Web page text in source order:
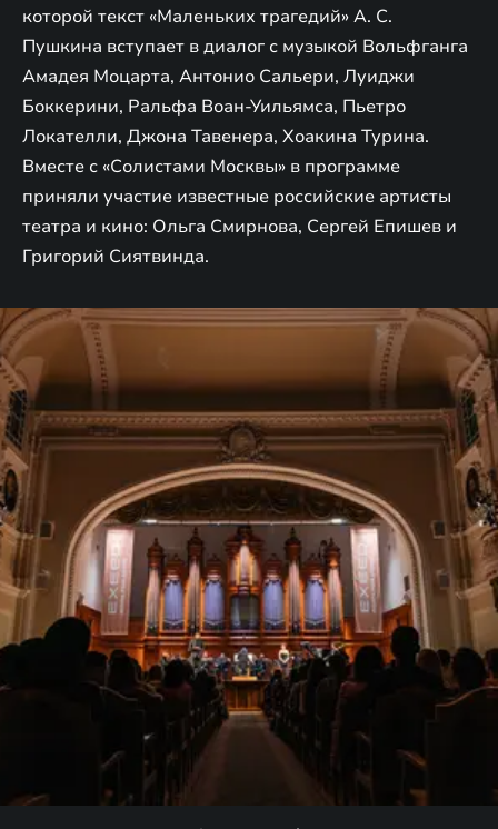
которой текст «Маленьких трагедий» А. С.
Пушкина вступает в диалог с музыкой Вольфганга
Амадея Моцарта, Антонио Сальери, Луиджи
Боккерини, Ральфа Воан-Уильямса, Пьетро
Локателли, Джона Тавенера, Хоакина Турина.
Вместе с «Солистами Москвы» в программе
приняли участие известные российские артисты
театра и кино: Ольга Смирнова, Сергей Епишев и
Григорий Сиятвинда.